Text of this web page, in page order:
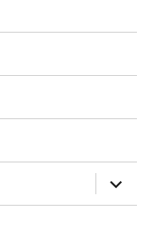
開
ー
開
サ
ブ
メ